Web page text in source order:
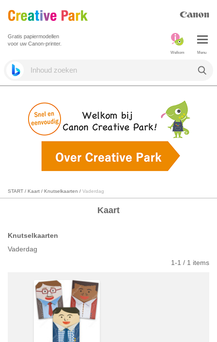
Gratis papiermodellen
voor uw Canon-printer.
Menu
Welkom
START / Kaart / Knutselkaarten / Vaderdag
Kaart
Knutselkaarten
Vaderdag
1-1 / 1 items